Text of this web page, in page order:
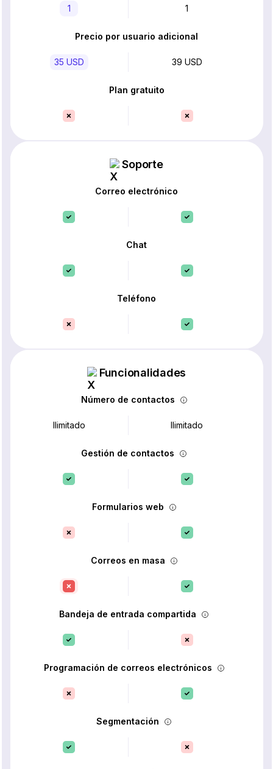
1 1
Precio por usuario adicional
35 USD 39 USD
Plan gratuito
Soporte
Correo electrónico
Chat
Teléfono
Funcionalidades
Número de contactos
Ilimitado Ilimitado
Gestión de contactos
Formularios web
Correos en masa
Bandeja de entrada compartida
Programación de correos electrónicos
Segmentación